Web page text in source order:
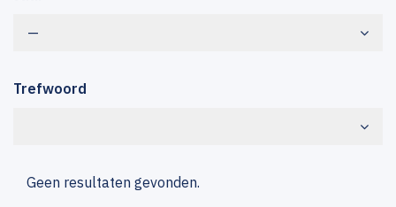
—
Trefwoord
Geen resultaten gevonden.